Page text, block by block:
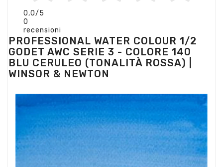
0,0/5
0
recensioni
PROFESSIONAL WATER COLOUR 1/2
GODET AWC SERIE 3 - COLORE 140
BLU CERULEO (TONALITÀ ROSSA) |
WINSOR & NEWTON